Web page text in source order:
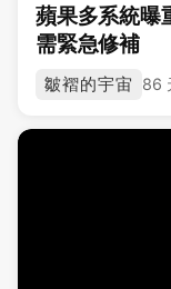
蘋果多系統曝
需緊急修補
皺褶的宇宙 86